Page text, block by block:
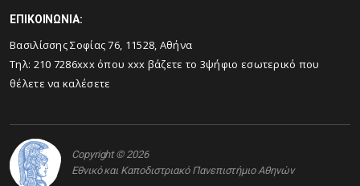
ΕΠΙΚΟΙΝΩΝΙΑ:
Βασιλίσσης Σοφίας 76, 11528, Αθήνα
Τηλ: 210 7286xxx όπου xxx βάζετε το 3ψήφιο εσωτερικό που
θέλετε να καλέσετε
Copyright © 2026
Εθνικό και Καποδιστριακό Πανεπιστήμιο Αθηνών